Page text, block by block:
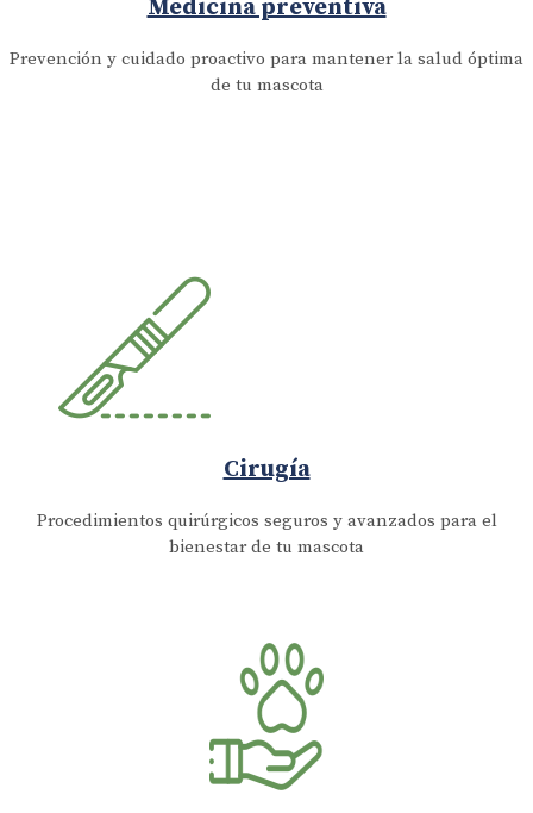
Medicina preventiva
Prevención y cuidado proactivo para mantener la salud óptima
de tu mascota
Cirugía
Procedimientos quirúrgicos seguros y avanzados para el
bienestar de tu mascota